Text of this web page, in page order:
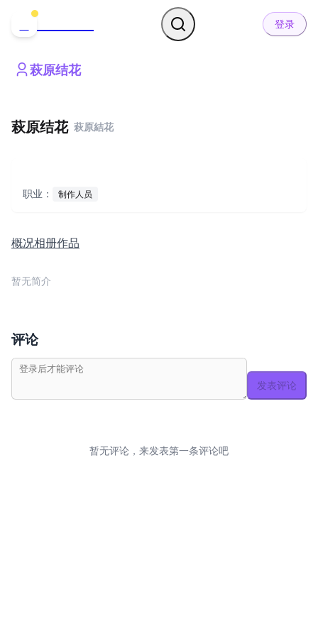
登录
萩原结花
萩原结花 萩原結花
职业： 制作人员
概况相册作品
暂无简介
评论
发表评论
暂无评论，来发表第一条评论吧